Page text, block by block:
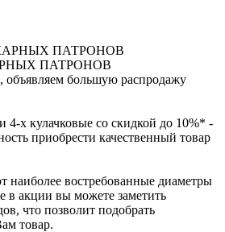
ПАТРОНОВ
объявляем большую распродажу
4-х кулачковые со скидкой до 10%* -
приобрести качественный товар
наиболее востребованные диаметры
в акции вы можете заметить
что позволит подобрать
товар.